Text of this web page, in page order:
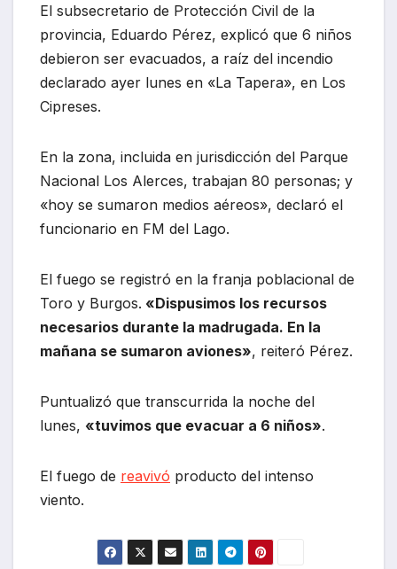
El subsecretario de Protección Civil de la
provincia, Eduardo Pérez, explicó que 6 niños
debieron ser evacuados, a raíz del incendio
declarado ayer lunes en «La Tapera», en Los
Cipreses.
En la zona, incluida en jurisdicción del Parque
Nacional Los Alerces, trabajan 80 personas; y
«hoy se sumaron medios aéreos», declaró el
funcionario en FM del Lago.
El fuego se registró en la franja poblacional de
Toro y Burgos. «Dispusimos los recursos
necesarios durante la madrugada. En la
mañana se sumaron aviones», reiteró Pérez.
Puntualizó que transcurrida la noche del
lunes, «tuvimos que evacuar a 6 niños».
El fuego de reavivó producto del intenso
viento.